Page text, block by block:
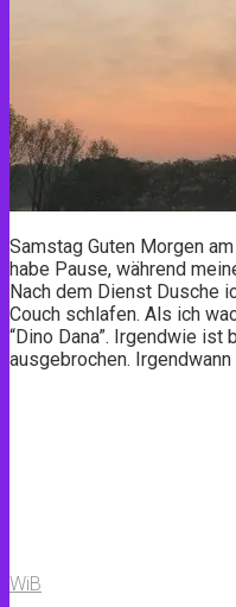
Samstag Guten Morgen
habe Pause, während
Nach dem Dienst Dusche
Couch schlafen. Als ich
“Dino Dana”. Irgendwie
ausgebrochen.
WiB